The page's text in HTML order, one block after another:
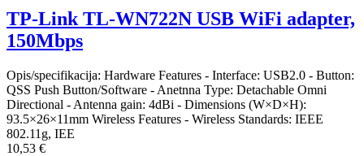
TP-Link TL-WN722N USB WiFi adapter,
150Mbps
Opis/specifikacija: Hardware Features - Interface: USB2.0 - Button:
QSS Push Button/Software - Anetnna Type: Detachable Omni
Directional - Antenna gain: 4dBi - Dimensions (W×D×H):
93.5×26×11mm Wireless Features - Wireless Standards: IEEE
802.11g, IEE
10,53 €